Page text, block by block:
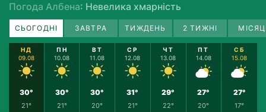
Погода Албена: Невелика хмарність
СЬОГОДНІ ЗАВТРА ТИЖДЕНЬ 2 ТИЖНІ
НД
09.08
30°
21°
ПН
10.08
30°
21°
ВТ
11.08
30°
20°
СР
12.08
31°
21°
ЧТ
13.08
29°
22°
ПТ
14.08
27°
20°
СБ
15.08
27°
17°